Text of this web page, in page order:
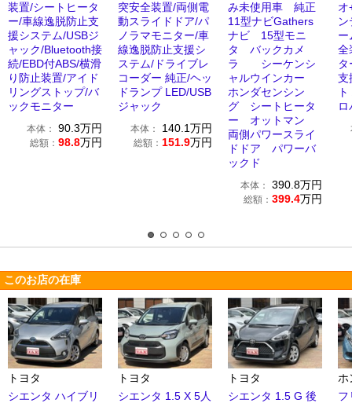
装置/シートヒータ
ー/車線逸脱防止支
援システム/USBジ
ャック/Bluetooth接
続/EBD付ABS/横滑
り防止装置/アイド
リングストップ/バ
ックモニター
本体： 90.3万円
総額： 98.8万円
突安全装置/両側電
動スライドドア/パ
ノラマモニター/車
線逸脱防止支援シ
ステム/ドライブレ
コーダー 純正/ヘッ
ドランプ LED/USB
ジャック
本体： 140.1万円
総額： 151.9万円
み未使用車 純正
11型ナビGathers
ナビ 15型モニ
タ バックカメ
ラ シーケンシ
ャルウインカー
ホンダセンシン
グ シートヒータ
ー オットマン
両側パワースライ
ドドア パワーバ
ックド
本体： 390.8万円
総額： 399.4万円
オ
ー
全
支
このお店の在庫
トヨタ
シエンタ ハイブリ
トヨタ
シエンタ 1.5 X 5人
トヨタ
シエンタ 1.5 G 後
ホ
フ